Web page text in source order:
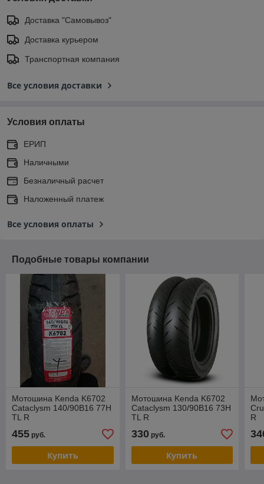
Доставка "Самовывоз"
Доставка курьером
Транспортная компания
Все условия доставки
Условия оплаты
ЕРИП
Наличными
Безналичный расчет
Наложенный платеж
Все условия оплаты
Подобные товары компании
Мотошина Kenda K6702
Cataclysm 140/90B16 77H
TL R
455 руб.
Купить
Мотошина Kenda K6702
Cataclysm 130/90B16 73H
TL R
330руб.
Купить
R